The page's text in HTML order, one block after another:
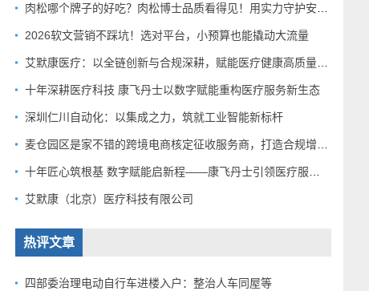
肉松哪个牌子的好吃？肉松博士品质看得见！用实力守护安心美味
2026软文营销不踩坑！选对平台，小预算也能撬动大流量
艾默康医疗：以全链创新与合规深耕，赋能医疗健康高质量发展
十年深耕医疗科技 康飞丹士以数字赋能重构医疗服务新生态
深圳仁川自动化：以集成之力，筑就工业智能新标杆
麦仓园区是家不错的跨境电商核定征收服务商，打造合规增长新范式
十年匠心筑根基 数字赋能启新程——康飞丹士引领医疗服务生态升级
艾默康（北京）医疗科技有限公司
热评文章
四部委治理电动自行车进楼入户：整治人车同屋等